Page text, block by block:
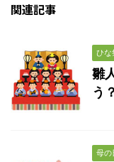
関連記事
ひな
雛
う
母の